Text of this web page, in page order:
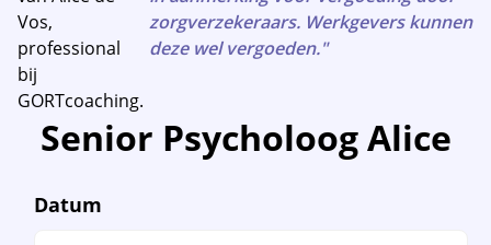
zorgverzekeraars. Werkgevers kunnen
deze wel vergoeden."